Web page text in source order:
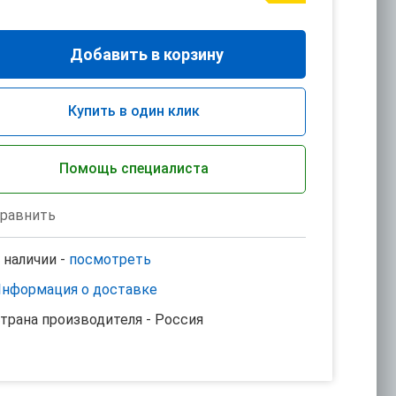
Добавить в корзину
Купить в один клик
Помощь специалиста
наличии - посмотреть
о доставке
производителя - Россия